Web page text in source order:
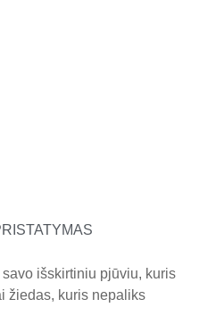
išskirtiniu pjūviu, kuris
žiedas, kuris nepaliks